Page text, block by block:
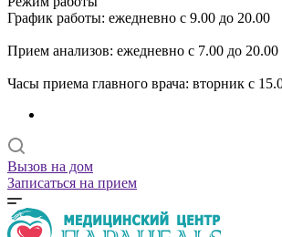
График работы: ежедневно с 9.00 до 20.00
Прием анализов: ежедневно с 7.00 до 20.00
Часы приема главного врача: вторник с
Вызов на дом
Записаться на прием